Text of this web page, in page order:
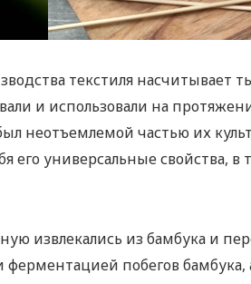
текстиля насчитывает
и использовали на
неотъемлемой частью их
его универсальные свойства, в
извлекались из бамбука и
побегов бамбука,